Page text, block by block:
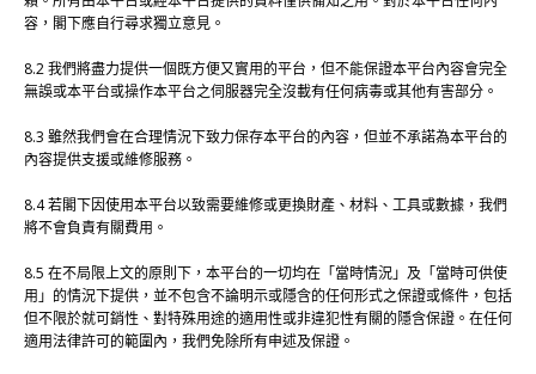
容，閣下應自行尋求獨立意見。
8.2 我們將盡力提供一個既方便又實用的平台，但不能保證本平台內容會完全
無誤或本平台或操作本平台之伺服器完全沒載有任何病毒或其他有害部分。
8.3 雖然我們會在合理情況下致力保存本平台的內容，但並不承諾為本平台的
內容提供支援或維修服務。
8.4 若閣下因使用本平台以致需要維修或更換財產、材料、工具或數據，我們
將不會負責有關費用。
8.5 在不局限上文的原則下，本平台的一切均在「當時情況」及「當時可供使
用」的情況下提供，並不包含不論明示或隱含的任何形式之保證或條件，包括
但不限於就可銷性、對特殊用途的適用性或非違犯性有關的隱含保證。在任何
適用法律許可的範圍內，我們免除所有申述及保證。